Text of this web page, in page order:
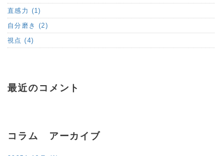
直感力 (1)
自分磨き (2)
視点 (4)
最近のコメント
コラム アーカイブ